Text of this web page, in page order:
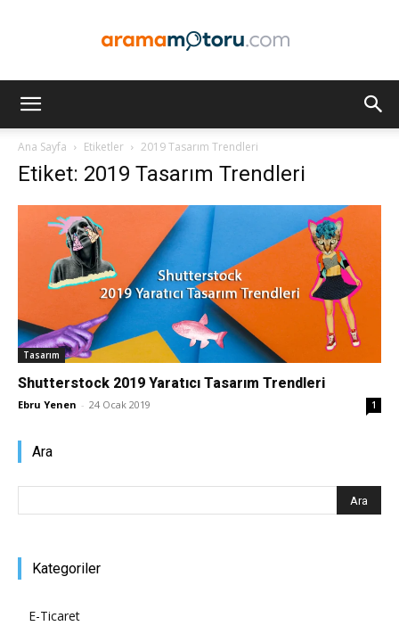
Optimizasyonu
ve
–
Ana Sayfa Etiketler 2019 Tasarım Trendleri
Etiket: 2019 Tasarım Trendleri
Tasarım
Shutterstock 2019 Yaratıcı Tasarım Trendleri
Ebru Yenen - 24 Ocak 2019 1
Ara
Kategoriler
E-Ticaret